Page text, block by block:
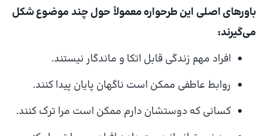
باورهای اصلی این طرحواره معمولاً حول چند موضوع شکل
می‌گیرند:
افراد مهم زندگی قابل اتکا و ماندگار نیستند.
روابط عاطفی ممکن است ناگهان پایان پیدا کنند.
کسانی که دوستشان دارم ممکن است مرا ترک کنند.